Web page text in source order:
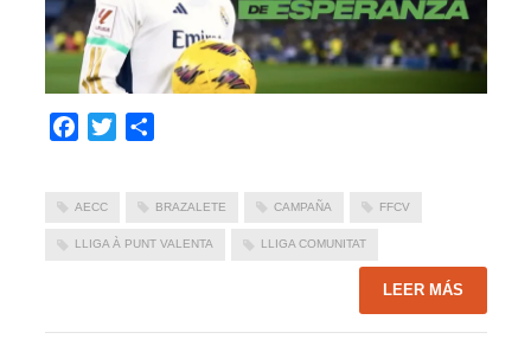
Facebook
Twitter
AECC BRAZALETE CAMPAÑA FFCV
LLIGA À PUNT VALENTA LLIGA COMUNITAT
LEER MÁS